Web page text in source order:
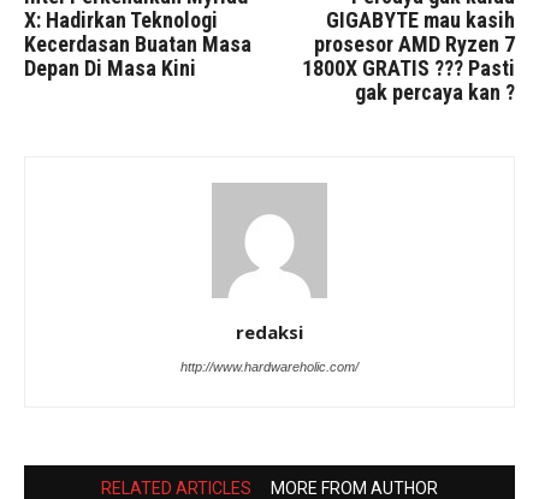
X: Hadirkan Teknologi
Kecerdasan Buatan Masa
Depan Di Masa Kini
GIGABYTE mau kasih
prosesor AMD Ryzen 7
1800X GRATIS ??? Pasti
gak percaya kan ?
redaksi
http://www.hardwareholic.com/
RELATED ARTICLES MORE FROM AUTHOR